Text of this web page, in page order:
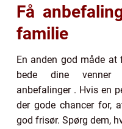
Få
familie
En anden god måde
bede dine venner
anbefalinger . Hvis en
der gode chancer for,
god frisør. Spørg dem,